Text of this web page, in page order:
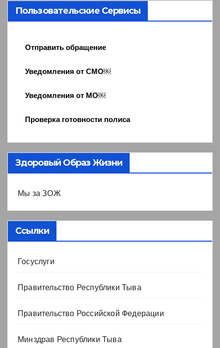
Пользовательские Сервисы
Отправить обращение
Уведомления от СМО￼
Уведомления от МО￼
Проверка готовности полиса
Здоровый Образ Жизни
Мы за ЗОЖ
Ссылки
Госуслуги
Правительство Республики Тыва
Правительство Российской Федерации
Минздрав Республики Тыва